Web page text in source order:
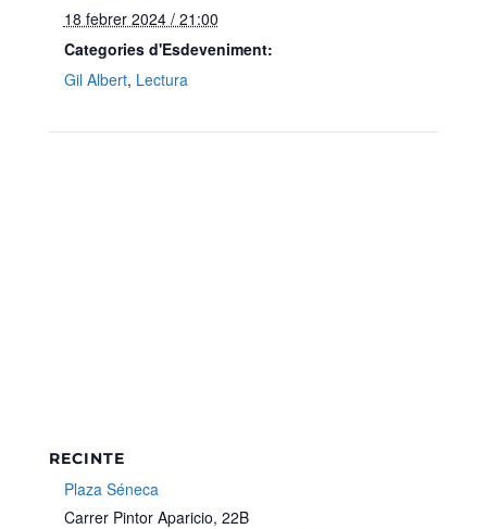
18 febrer 2024 / 21:00
Categories d'Esdeveniment:
Gil Albert, Lectura
RECINTE
Plaza Séneca
Carrer Pintor Aparicio, 22B